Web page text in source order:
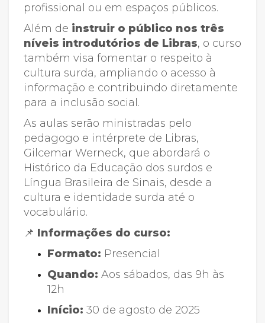
profissional ou em espaços públicos.
Além de instruir o público nos três
níveis introdutórios de Libras, o curso
também visa fomentar o respeito à
cultura surda, ampliando o acesso à
informação e contribuindo diretamente
para a inclusão social.
As aulas serão ministradas pelo
pedagogo e intérprete de Libras,
Gilcemar Werneck, que abordará o
Histórico da Educação dos surdos e
Língua Brasileira de Sinais, desde a
cultura e identidade surda até o
vocabulário.
📌 Informações do curso:
Formato: Presencial
Quando: Aos sábados, das 9h às
12h
Início: 30 de agosto de 2025